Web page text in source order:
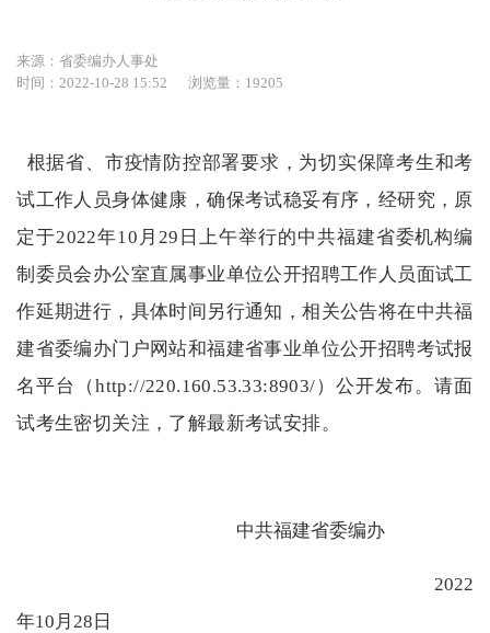
来源：省委编办人事处
时间：2022-10-28 15:52
浏览量： 19205
根据省、市疫情防控部署要求，为切实保障考生和考
试工作人员身体健康，确保考试稳妥有序，经研究，原
定于2022年10月29日上午举行的中共福建省委机构编
制委员会办公室直属事业单位公开招聘工作人员面试工
作延期进行，具体时间另行通知，相关公告将在中共福
建省委编办门户网站和福建省事业单位公开招聘考试报
名平台（http://220.160.53.33:8903/）公开发布。请面
试考生密切关注，了解最新考试安排。
中共福建省委编办
2022
年10 月 28 日